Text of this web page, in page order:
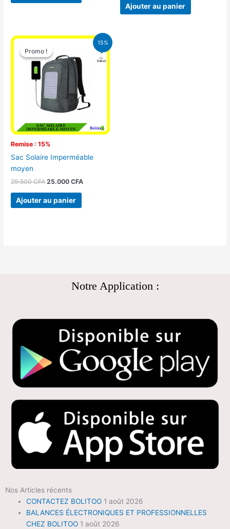
Ajouter au panier
15%
Promo !
Remise : 15%
Promo !
Sac Solaire Imperméable
moyen
29.500CFA
Le
prix
initial
était :
29.500 CFA.
25.000CFA
Le
prix
actuel
Ajouter au panier
Notre Application :
Nos Articles récents
CONTACTEZ BOLITOO 1 août 2026
BALANCES ÉLECTRONIQUES ET PROFESSIONNELLES
CHEZ BOLITOO 1 août 2026